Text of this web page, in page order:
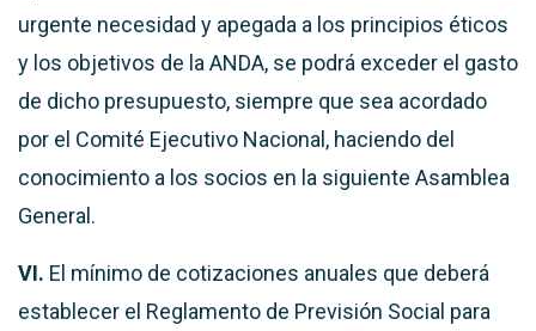
urgente necesidad y apegada a los principios éticos
y los objetivos de la ANDA, se podrá exceder el gasto
de dicho presupuesto, siempre que sea acordado
por el Comité Ejecutivo Nacional, haciendo del
conocimiento a los socios en la siguiente Asamblea
General.
VI. El mínimo de cotizaciones anuales que deberá
establecer el Reglamento de Previsión Social para